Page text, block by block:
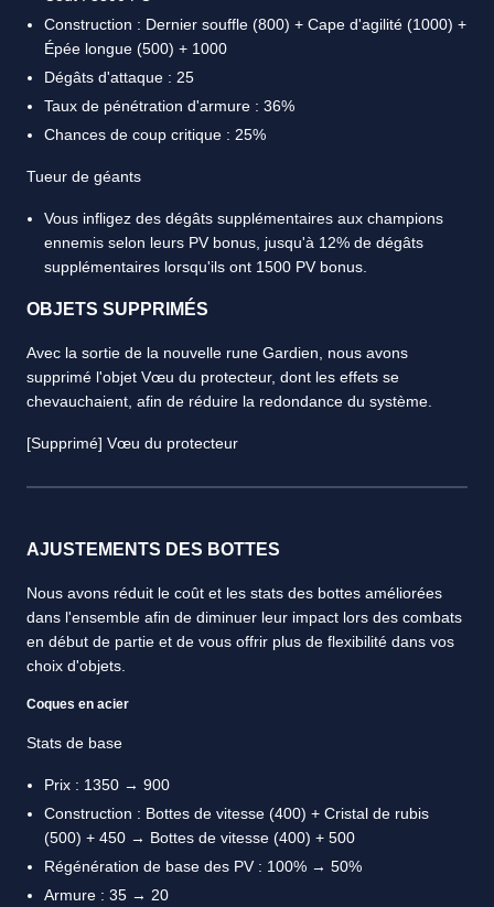
Construction : Dernier souffle (800) + Cape d'agilité (1000) +
Épée longue (500) + 1000
Dégâts d'attaque : 25
Taux de pénétration d'armure : 36%
Chances de coup critique : 25%
Tueur de géants
Vous infligez des dégâts supplémentaires aux champions
ennemis selon leurs PV bonus, jusqu'à 12% de dégâts
supplémentaires lorsqu'ils ont 1500 PV bonus.
OBJETS SUPPRIMÉS
Avec la sortie de la nouvelle rune Gardien, nous avons
supprimé l'objet Vœu du protecteur, dont les effets se
chevauchaient, afin de réduire la redondance du système.
[Supprimé] Vœu du protecteur
AJUSTEMENTS DES BOTTES
Nous avons réduit le coût et les stats des bottes améliorées
dans l'ensemble afin de diminuer leur impact lors des combats
en début de partie et de vous offrir plus de flexibilité dans vos
choix d'objets.
Coques en acier
Stats de base
Prix : 1350 → 900
Construction : Bottes de vitesse (400) + Cristal de rubis
(500) + 450 → Bottes de vitesse (400) + 500
Régénération de base des PV : 100% → 50%
Armure : 35 → 20